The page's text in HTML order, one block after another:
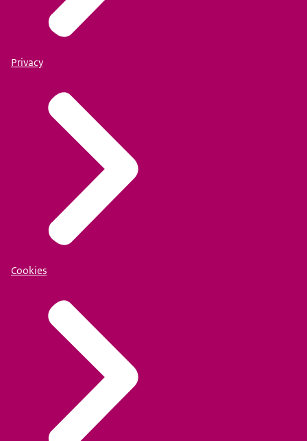
Privacy
Cookies